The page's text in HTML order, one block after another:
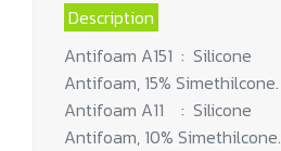
Description
Antifoam A151 : Silicone
Antifoam, 15% Simethilcone.
Antifoam A11 : Silicone
Antifoam, 10% Simethilcone.